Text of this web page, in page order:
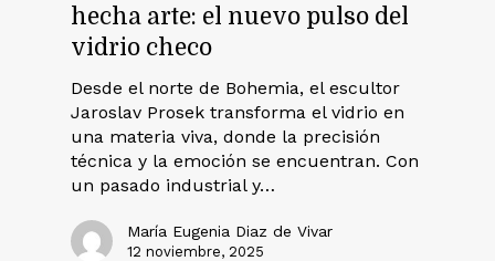
hecha arte: el nuevo pulso del
vidrio checo
Desde el norte de Bohemia, el escultor
Jaroslav Prosek transforma el vidrio en
una materia viva, donde la precisión
técnica y la emoción se encuentran. Con
un pasado industrial y…
María Eugenia Diaz de Vivar
12 noviembre, 2025